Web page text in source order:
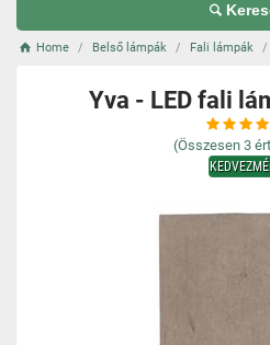
Home Belső lámpák Fali lámpák
Yva - LED fali
(Összesen 3